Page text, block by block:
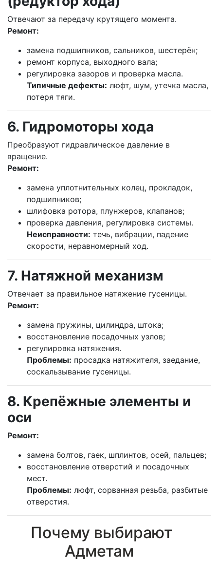
Отвечают за передачу крутящего момента.
Ремонт:
замена подшипников, сальников, шестерён;
ремонт корпуса, выходного вала;
регулировка зазоров и проверка масла.
Типичные дефекты: люфт, шум, утечка масла,
потеря тяги.
6. Гидромоторы хода
Преобразуют гидравлическое давление в
вращение.
Ремонт:
замена уплотнительных колец, прокладок,
подшипников;
шлифовка ротора, плунжеров, клапанов;
проверка давления, регулировка системы.
Неисправности: течь, вибрации, падение
скорости, неравномерный ход.
7. Натяжной механизм
Отвечает за правильное натяжение гусеницы.
Ремонт:
замена пружины, цилиндра, штока;
восстановление посадочных узлов;
регулировка натяжения.
Проблемы: просадка натяжителя, заедание,
соскальзывание гусеницы.
8. Крепёжные элементы и
оси
Ремонт:
замена болтов, гаек, шплинтов, осей, пальцев;
восстановление отверстий и посадочных
мест.
Проблемы: люфт, сорванная резьба, разбитые
отверстия.
Почему выбирают
Адметам